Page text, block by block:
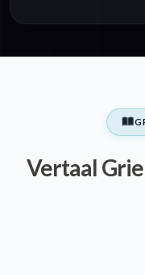
Vertaal